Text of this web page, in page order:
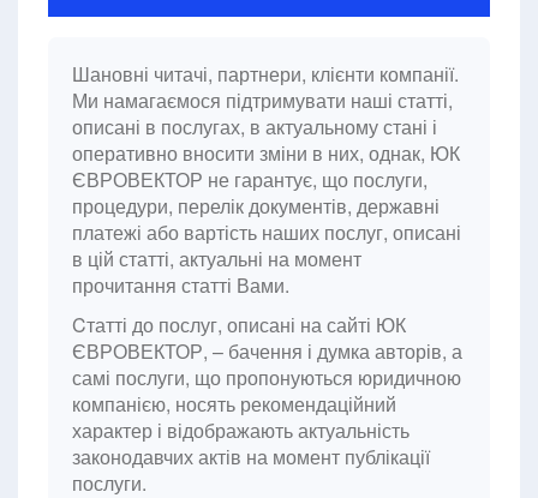
Шановні читачі, партнери, клієнти компанії.
Ми намагаємося підтримувати наші статті,
описані в послугах, в актуальному стані і
оперативно вносити зміни в них, однак, ЮК
ЄВРОВЕКТОР не гарантує, що послуги,
процедури, перелік документів, державні
платежі або вартість наших послуг, описані
в цій статті, актуальні на момент
прочитання статті Вами.
Cтатті до послуг, описані на сайті ЮК
ЄВРОВЕКТОР, – бачення і думка авторів, а
самі послуги, що пропонуються юридичною
компанією, носять рекомендаційний
характер і відображають актуальність
законодавчих актів на момент публікації
послуги.